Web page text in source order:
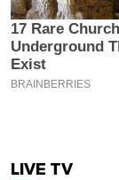
LIVE TV